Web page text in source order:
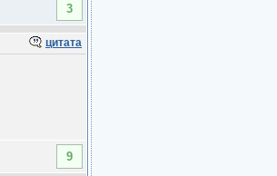
3
цитата
9